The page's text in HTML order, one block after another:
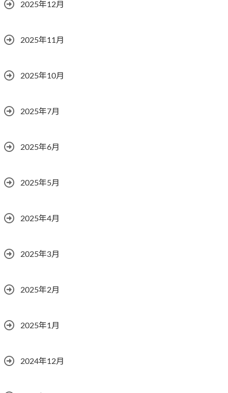
2025年12月
2025年11月
2025年10月
2025年7月
2025年6月
2025年5月
2025年4月
2025年3月
2025年2月
2025年1月
2024年12月